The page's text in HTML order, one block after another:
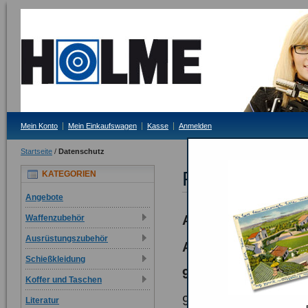
Mein Konto Mein Einkaufswagen Kasse Anmelden
Startseite / Datenschutz
Privatsphäre
Allgemeine
Auszug aus
9. Datenschutz
9.1. Fa.
KATEGORIEN
Angebote
Waffenzubehör
Ausrüstungszubehör
Schießkleidung
Koffer und Taschen
Literatur